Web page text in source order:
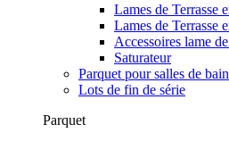
Lames de Terrasse
Lames de Terrasse
Accessoires lame
Saturateur
Parquet pour salles de
Lots de fin de série
Parquet